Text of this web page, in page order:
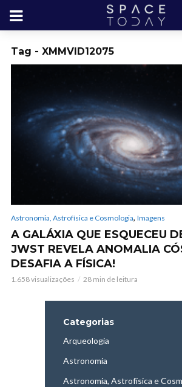
Tag - XMMVID12075
Astronomia, Astrofísica e Cosmologia, Imagens
A GALÁXIA QUE ESQUECEU
JWST REVELA ANOMALIA
DESAFIA A FÍSICA!
1.658 visualizações 28 min de leitura
Categorias
Arqueologia
Astronomia
Astronomia, Astrofísica e